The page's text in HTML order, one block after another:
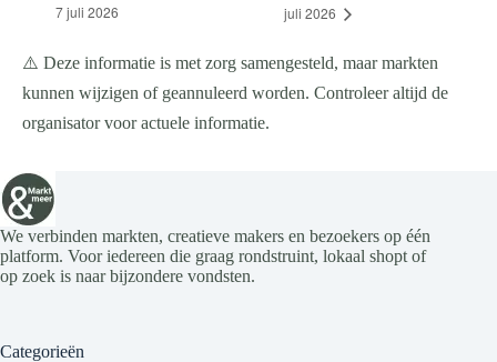
7 juli 2026
juli 2026
⚠️ Deze informatie is met zorg samengesteld, maar markten
kunnen wijzigen of geannuleerd worden. Controleer altijd de
organisator voor actuele informatie.
We verbinden markten, creatieve makers en bezoekers op één
platform. Voor iedereen die graag rondstruint, lokaal shopt of
op zoek is naar bijzondere vondsten.
Categorieën